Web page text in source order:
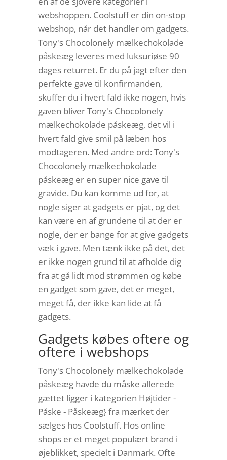
webshoppen. Coolstuff er din on-stop
webshop, når det handler om gadgets.
Tony's Chocolonely mælkechokolade
påskeæg leveres med luksuriøse 90
dages returret. Er du på jagt efter den
perfekte gave til konfirmanden,
skuffer du i hvert fald ikke nogen, hvis
gaven bliver Tony's Chocolonely
mælkechokolade påskeæg, det vil i
hvert fald give smil på læben hos
modtageren. Med andre ord: Tony's
Chocolonely mælkechokolade
påskeæg er en super nice gave til
gravide. Du kan komme ud for, at
nogle siger at gadgets er pjat, og det
kan være en af grundene til at der er
nogle, der er bange for at give gadgets
væk i gave. Men tænk ikke på det, det
er ikke nogen grund til at afholde dig
fra at gå lidt mod strømmen og købe
en gadget som gave, det er meget,
meget få, der ikke kan lide at få
gadgets.
Gadgets købes oftere og
oftere i webshops
Tony's Chocolonely mælkechokolade
påskeæg havde du måske allerede
gættet ligger i kategorien Højtider -
Påske - Påskeæg} fra mærket der
sælges hos Coolstuff. Hos online
shops er et meget populært brand i
øjeblikket, specielt i Danmark. Ofte